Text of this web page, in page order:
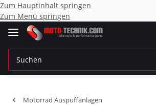
Zum Hauptinhalt springen
Zum Menü springen
Motorrad Auspuffanlagen